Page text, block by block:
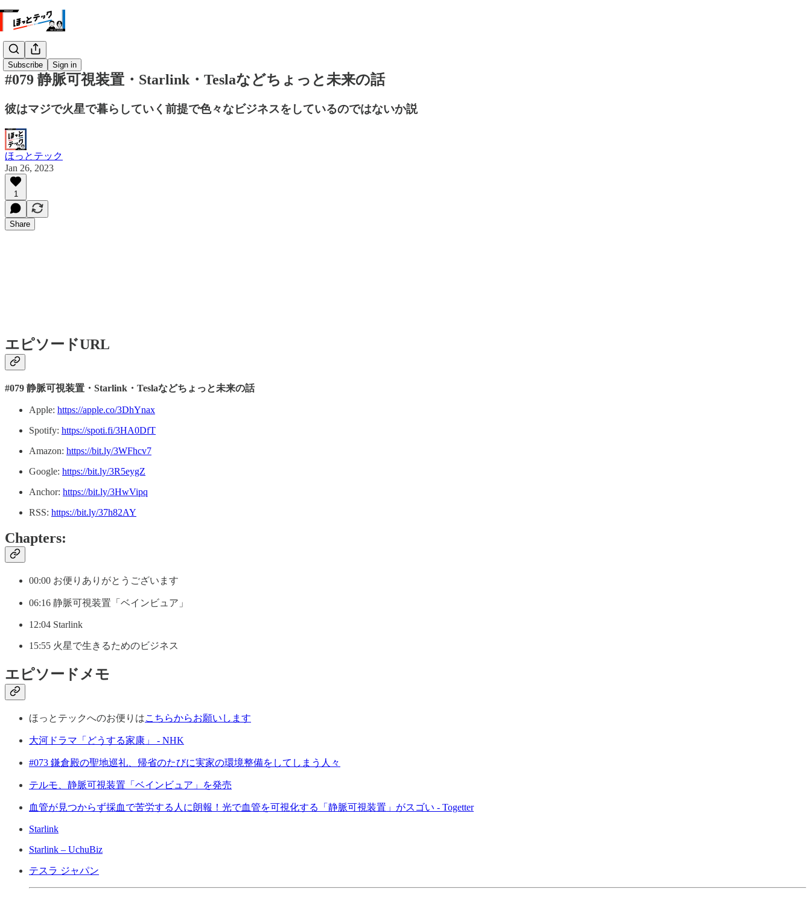
Subscribe Sign in
#079 静脈可視装置・Starlink・Teslaなどちょっと未来の話
彼はマジで火星で暮らしていく前提で色々なビジネスをしているのではないか説
ほっとテック
Jan 26, 2023
1
Share
エピソードURL
#079 静脈可視装置・Starlink・Teslaなどちょっと未来の話
Apple: https://apple.co/3DhYnax
Spotify: https://spoti.fi/3HA0DfT
Amazon: https://bit.ly/3WFhcv7
Google: https://bit.ly/3R5eygZ
Anchor: https://bit.ly/3HwVipq
RSS: https://bit.ly/37h82AY
Chapters:
00:00 お便りありがとうございます
06:16 静脈可視装置「ベインビュア」
12:04 Starlink
15:55 火星で生きるためのビジネス
エピソードメモ
ほっとテックへのお便りはこちらからお願いします
大河ドラマ「どうする家康」 - NHK
#073 鎌倉殿の聖地巡礼、帰省のたびに実家の環境整備をしてしまう人々
テルモ、静脈可視装置「ベインビュア」を発売
血管が見つからず採血で苦労する人に朗報！光で血管を可視化する「静脈可視装置」がスゴい - Togetter
Starlink
Starlink – UchuBiz
テスラ ジャパン